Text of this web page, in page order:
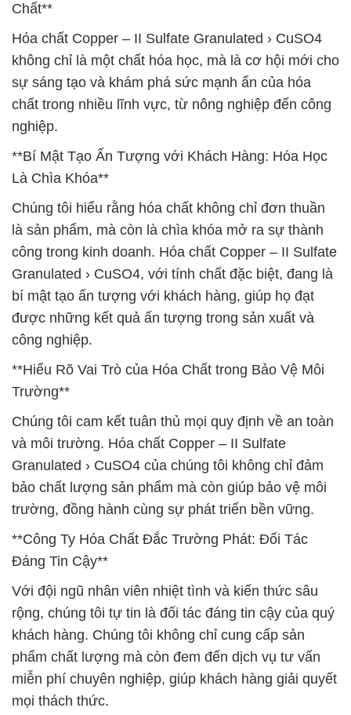
Chất**
Hóa chất Copper – II Sulfate Granulated › CuSO4
không chỉ là một chất hóa học, mà là cơ hội mới cho
sự sáng tạo và khám phá sức mạnh ẩn của hóa
chất trong nhiều lĩnh vực, từ nông nghiệp đến công
nghiệp.
**Bí Mật Tạo Ấn Tượng với Khách Hàng: Hóa Học
Là Chìa Khóa**
Chúng tôi hiểu rằng hóa chất không chỉ đơn thuần
là sản phẩm, mà còn là chìa khóa mở ra sự thành
công trong kinh doanh. Hóa chất Copper – II Sulfate
Granulated › CuSO4, với tính chất đặc biệt, đang là
bí mật tạo ấn tượng với khách hàng, giúp họ đạt
được những kết quả ấn tượng trong sản xuất và
công nghiệp.
**Hiểu Rõ Vai Trò của Hóa Chất trong Bảo Vệ Môi
Trường**
Chúng tôi cam kết tuân thủ mọi quy định về an toàn
và môi trường. Hóa chất Copper – II Sulfate
Granulated › CuSO4 của chúng tôi không chỉ đảm
bảo chất lượng sản phẩm mà còn giúp bảo vệ môi
trường, đồng hành cùng sự phát triển bền vững.
**Công Ty Hóa Chất Đắc Trường Phát: Đối Tác
Đáng Tin Cậy**
Với đội ngũ nhân viên nhiệt tình và kiến thức sâu
rộng, chúng tôi tự tin là đối tác đáng tin cậy của quý
khách hàng. Chúng tôi không chỉ cung cấp sản
phẩm chất lượng mà còn đem đến dịch vụ tư vấn
miễn phí chuyên nghiệp, giúp khách hàng giải quyết
mọi thách thức.